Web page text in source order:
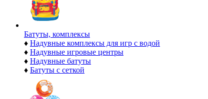
Батуты, комплексы
♦ Надувные комплексы для игр с водой
♦ Надувные игровые центры
♦ Надувные батуты
♦ Батуты с сеткой